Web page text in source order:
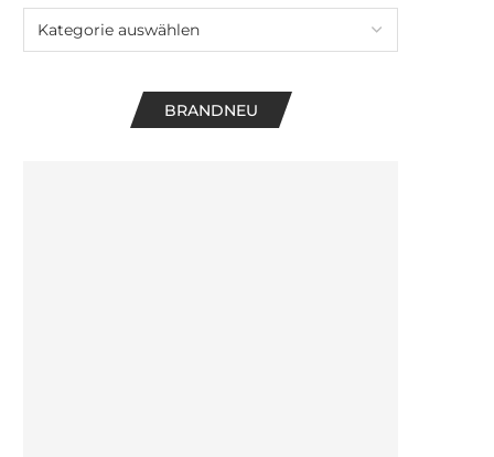
BRANDNEU